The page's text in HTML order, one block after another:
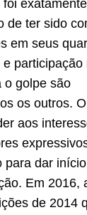
de ter sido
em seus
participação
o golpe são
os outros.
aos
para dar
Em 2016,
de 2014